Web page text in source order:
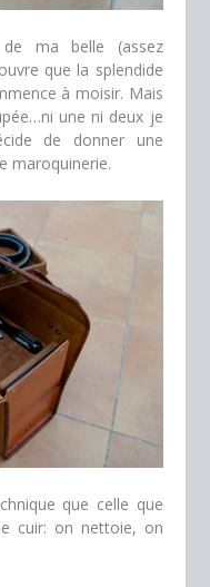
de ma belle (assez
que la splendide
à moisir. Mais
une ni deux je
de donner une
maroquinerie.
que celle que
cuir: on nettoie, on